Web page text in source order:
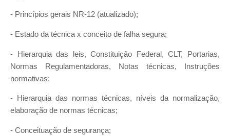
- Princípios gerais NR-12 (atualizado);
- Estado da técnica x conceito de falha segura;
- Hierarquia das leis, Constituição Federal, CLT, Portarias,
Normas Regulamentadoras, Notas técnicas, Instruções
normativas;
- Hierarquia das normas técnicas, níveis da normalização,
elaboração de normas técnicas;
- Conceituação de segurança;